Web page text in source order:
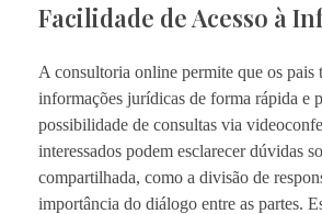
Facilidade de Acesso à
A consultoria online permite que os pais
informações jurídicas de forma rápida e
possibilidade de consultas via
interessados podem esclarecer dúvidas
compartilhada, como a divisão de
importância do diálogo entre as partes.